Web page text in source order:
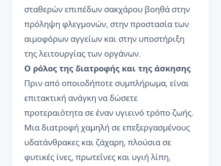
σταθερών επιπέδων σακχάρου βοηθά στην
πρόληψη φλεγμονών, στην προστασία των
αιμοφόρων αγγείων και στην υποστήριξη
της λειτουργίας των οργάνων.
Ο ρόλος της διατροφής και της άσκησης
Πριν από οποιοδήποτε συμπλήρωμα, είναι
επιτακτική ανάγκη να δώσετε
προτεραιότητα σε έναν υγιεινό τρόπο ζωής.
Μια διατροφή χαμηλή σε επεξεργασμένους
υδατάνθρακες και ζάχαρη, πλούσια σε
φυτικές ίνες, πρωτεΐνες και υγιή λίπη,